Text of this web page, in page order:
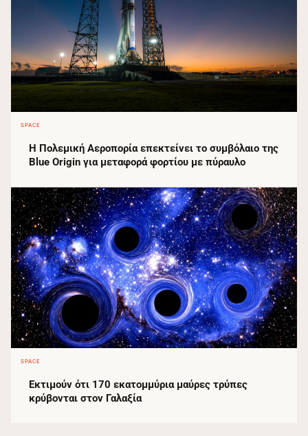
SPACE
Η Πολεμική Αεροπορία επεκτείνει το συμβόλαιο της
Blue Origin για μεταφορά φορτίου με πύραυλο
SPACE
Εκτιμούν ότι 170 εκατομμύρια μαύρες τρύπες
κρύβονται στον Γαλαξία